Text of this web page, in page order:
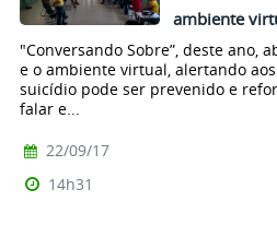
ambiente
"Conversando Sobre”, deste ano,
e o ambiente virtual, alertando
suicídio pode ser prevenido e
falar e...
22/09/17
14h31